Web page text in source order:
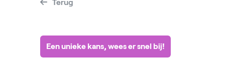
Terug
Een unieke kans, wees er snel bij!